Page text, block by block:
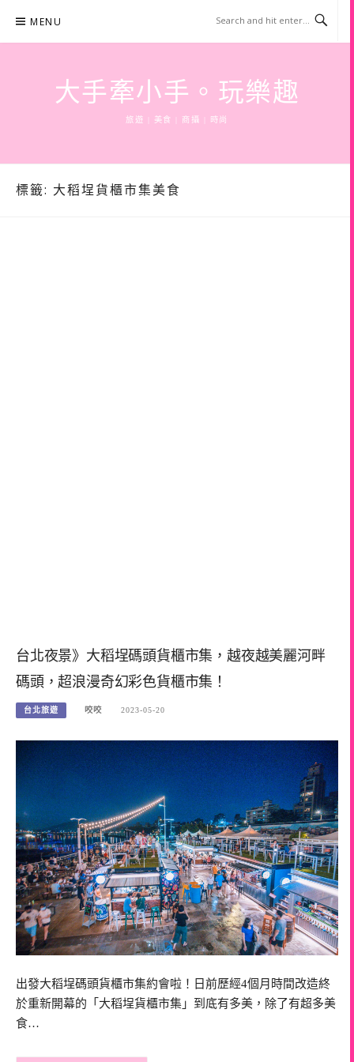
content
MENU
大手牽小手。玩樂趣
旅遊 | 美食 | 商攝 | 時尚
標籤: 大稻埕貨櫃市集美食
台北夜景》大稻埕碼頭貨櫃市集，越夜越美麗河畔
碼頭，超浪漫奇幻彩色貨櫃市集！
台北旅遊 咬咬 2023-05-20
出發大稻埕碼頭貨櫃市集約會啦！日前歷經4個月時間改造終
於重新開幕的「大稻埕貨櫃市集」到底有多美，除了有超多美
食…